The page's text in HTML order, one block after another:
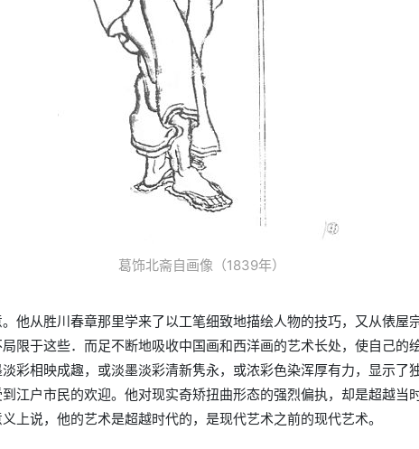
葛饰北斋自画像（1839年）
他从胜川春章那里学来了以工笔细致地描绘人物的技巧，又从俵屋
限于这些．而足不断地吸收中国画和西洋画的艺术长处，使自己的
彩相映成趣，或淡墨淡彩清新隽永，或浓彩色染浑厚有力，显示了
江户市民的欢迎。他对现实奇矫扭曲形态的强烈偏执，却是超越当
上说，他的艺术是超越时代的，是现代艺术之前的现代艺术。